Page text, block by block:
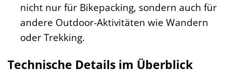
nicht nur für Bikepacking, sondern auch für
andere Outdoor-Aktivitäten wie Wandern
oder Trekking.
Technische Details im Überblick